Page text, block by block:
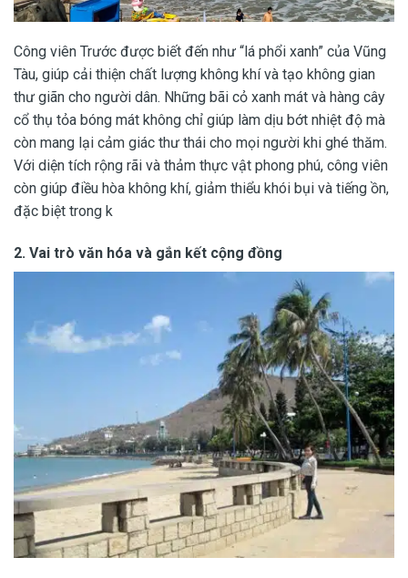
Công viên Trước được biết đến như “lá phổi xanh” của Vũng
Tàu, giúp cải thiện chất lượng không khí và tạo không gian
thư giãn cho người dân. Những bãi cỏ xanh mát và hàng cây
cổ thụ tỏa bóng mát không chỉ giúp làm dịu bớt nhiệt độ mà
còn mang lại cảm giác thư thái cho mọi người khi ghé thăm.
Với diện tích rộng rãi và thảm thực vật phong phú, công viên
còn giúp điều hòa không khí, giảm thiểu khói bụi và tiếng ồn,
đặc biệt trong k
2. Vai trò văn hóa và gắn kết cộng đồng